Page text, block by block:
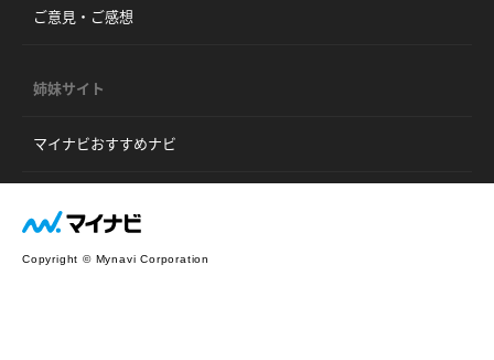
ご意見・ご感想
姉妹サイト
マイナビおすすめナビ
Copyright © Mynavi Corporation